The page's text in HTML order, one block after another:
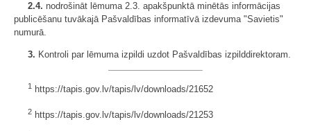
2.4. nodrošināt lēmuma 2.3. apakšpunktā minētās informācijas
publicēšanu tuvākajā Pašvaldības informatīvā izdevuma "Savietis"
numurā.
3. Kontroli par lēmuma izpildi uzdot Pašvaldības izpilddirektoram.
1 https://tapis.gov.lv/tapis/lv/downloads/21652
2 https://tapis.gov.lv/tapis/lv/downloads/21253